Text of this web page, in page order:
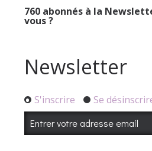
760abonnés à la
vous ?
Newsletter
S'inscrire Se